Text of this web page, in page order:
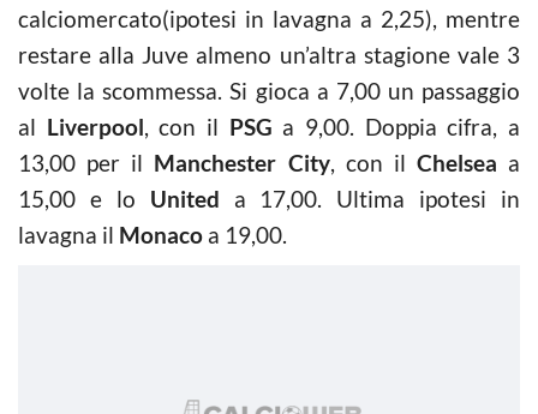
calciomercato(ipotesi in lavagna a 2,25), mentre
restare alla Juve almeno un’altra stagione vale 3
volte la scommessa. Si gioca a 7,00 un passaggio
al Liverpool, con il PSG a 9,00. Doppia cifra, a
13,00 per il Manchester City, con il Chelsea a
15,00 e lo United a 17,00. Ultima ipotesi in
lavagna il Monaco a 19,00.